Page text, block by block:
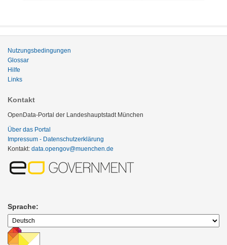
Nutzungsbedingungen
Glossar
Hilfe
Links
Kontakt
OpenData-Portal der Landeshauptstadt München
Über das Portal
Impressum - Datenschutzerklärung
Kontakt: data.opengov@muenchen.de
Sprache